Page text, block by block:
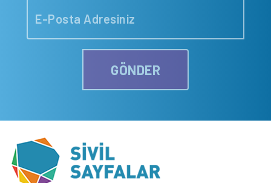
GÖNDER